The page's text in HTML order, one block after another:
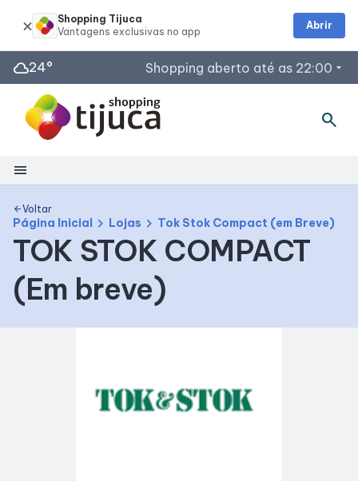
cloud24° Shopping aberto até as 22:00 arrow_drop_down
Horários de Funcionamento
Segunda a Sábado 10 às 22h
Domingos e Feriados 13h às 21h
Praça de Alimentação
Segunda a Sábado: 10h às 22h
Domingos e Feriados: 12h às 21h
Acessar todos os horários
search
menu
Shopping
Mapa Interno
Facilidades
arrow_backVoltar
Página Inicial chevron_right Lojas chevron_right Tok Stok Compact (em Breve)
TOK STOK COMPACT
(Em breve)
Shopping Tijuca
Abrir